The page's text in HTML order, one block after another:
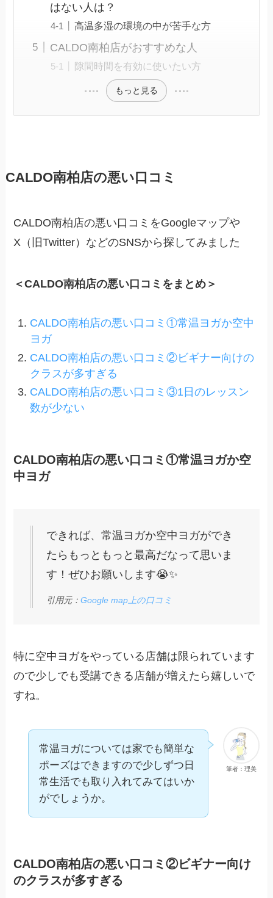
はない人は？
高温多湿の環境の中が苦手な方
CALDO南柏店がおすすめな人
隙間時間を有効に使いたい方
もっと見る
CALDO南柏店の悪い口コミ
CALDO南柏店の悪い口コミをGoogleマップや
X（旧Twitter）などのSNSから探してみました
＜CALDO南柏店の悪い口コミをまとめ＞
CALDO南柏店の悪い口コミ①常温ヨガか空中
ヨガ
CALDO南柏店の悪い口コミ②ビギナー向けの
クラスが多すぎる
CALDO南柏店の悪い口コミ③1日のレッスン
数が少ない
CALDO南柏店の悪い口コミ①常温ヨガか空
中ヨガ
できれば、常温ヨガか空中ヨガができ
たらもっともっと最高だなって思いま
す！ぜひお願いします😭✨
引用元：Google map上の口コミ
特に空中ヨガをやっている店舗は限られています
ので少しでも受講できる店舗が増えたら嬉しいで
すね。
筆者：理美
常温ヨガについては家でも簡単な
ポーズはできますので少しずつ日
常生活でも取り入れてみてはいか
がでしょうか。
CALDO南柏店の悪い口コミ②ビギナー向け
のクラスが多すぎる